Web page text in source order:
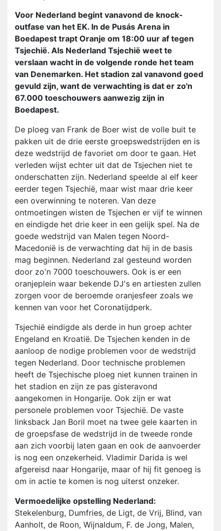
Voor Nederland begint vanavond de knock-
outfase van het EK. In de Pusás Arena in
Boedapest trapt Oranje om 18:00 uur af tegen
Tsjechië. Als Nederland Tsjechië weet te
verslaan wacht in de volgende ronde het team
van Denemarken. Het stadion zal vanavond goed
gevuld zijn, want de verwachting is dat er zo'n
67.000 toeschouwers aanwezig zijn in
Boedapest.
De ploeg van Frank de Boer wist de volle buit te
pakken uit de drie eerste groepswedstrijden en is
deze wedstrijd de favoriet om door te gaan. Het
verleden wijst echter uit dat de Tsjechen niet te
onderschatten zijn. Nederland speelde al elf keer
eerder tegen Tsjechië, maar wist maar drie keer
een overwinning te noteren. Van deze
ontmoetingen wisten de Tsjechen er vijf te winnen
en eindigde het drie keer in een gelijk spel. Na de
goede wedstrijd van Malen tegen Noord-
Macedonië is de verwachting dat hij in de basis
mag beginnen. Nederland zal gesteund worden
door zo'n 7000 toeschouwers. Ook is er een
oranjeplein waar bekende DJ's en artiesten zullen
zorgen voor de beroemde oranjesfeer zoals we
kennen van voor het Coronatijdperk.
Tsjechië eindigde als derde in hun groep achter
Engeland en Kroatië. De Tsjechen kenden in de
aanloop de nodige problemen voor de wedstrijd
tegen Nederland. Door technische problemen
heeft de Tsjechische ploeg niet kunnen trainen in
het stadion en zijn ze pas gisteravond
aangekomen in Hongarije. Ook zijn er wat
personele problemen voor Tsjechië. De vaste
linksback Jan Boril moet na twee gele kaarten in
de groepsfase de wedstrijd in de tweede ronde
aan zich voorbij laten gaan en ook de aanvoerder
is nog een onzekerheid. Vladimir Darida is wel
afgereisd naar Hongarije, maar of hij fit genoeg is
om in actie te komen is nog uiterst onzeker.
Vermoedelijke opstelling Nederland:
Stekelenburg, Dumfries, de Ligt, de Vrij, Blind, van
Aanholt, de Roon, Wijnaldum, F. de Jong, Malen,